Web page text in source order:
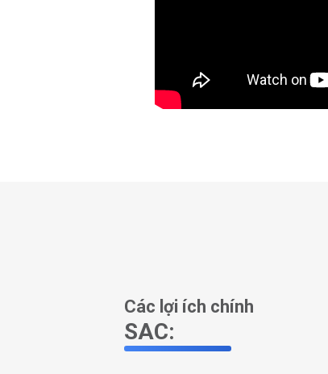
Các lợi ích chính
SAC: